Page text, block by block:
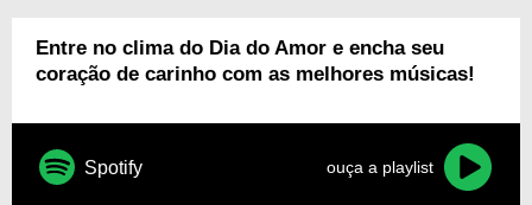
demonstrar todo o amor que há em você. Compartilhe!
Entre no clima do Dia do Amor e encha seu
coração de carinho com as melhores músicas!
Spotify ouça a playlist